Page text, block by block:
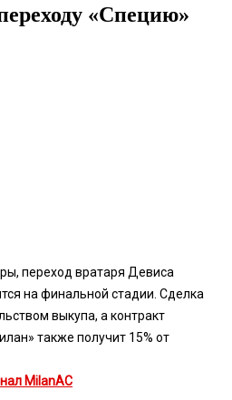
«Специю»
переход вратаря Девиса
на финальной стадии. Сделка
выкупа, а контракт
также получит 15% от
MilanAC